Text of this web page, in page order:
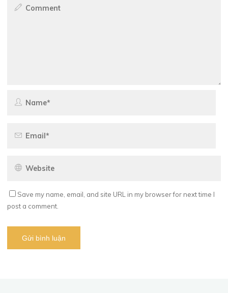
Save my name, email, and site URL in my browser for next time I
post a comment.